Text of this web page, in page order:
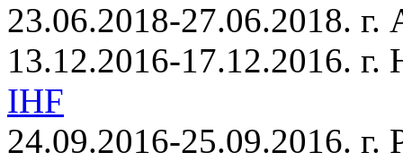
23.06.2018-27.06.2018.
13.12.2016-17.12.2016.
IHF
24.09.2016-25.09.2016. г.